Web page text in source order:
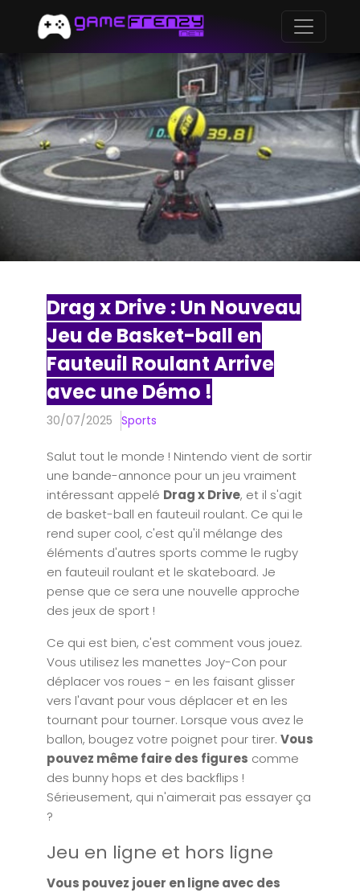
Drag x Drive : Un Nouveau
Jeu de Basket-ball en
Fauteuil Roulant Arrive
avec une Démo !
30/07/2025 Sports
Salut tout le monde ! Nintendo vient de sortir
une bande-annonce pour un jeu vraiment
intéressant appelé Drag x Drive, et il s'agit
de basket-ball en fauteuil roulant. Ce qui le
rend super cool, c'est qu'il mélange des
éléments d'autres sports comme le rugby
en fauteuil roulant et le skateboard. Je
pense que ce sera une nouvelle approche
des jeux de sport !
Ce qui est bien, c'est comment vous jouez.
Vous utilisez les manettes Joy-Con pour
déplacer vos roues - en les faisant glisser
vers l'avant pour vous déplacer et en les
tournant pour tourner. Lorsque vous avez le
ballon, bougez votre poignet pour tirer. Vous
pouvez même faire des figures comme
des bunny hops et des backflips !
Sérieusement, qui n'aimerait pas essayer ça
?
Jeu en ligne et hors ligne
Vous pouvez jouer en ligne avec des